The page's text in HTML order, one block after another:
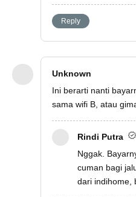
Reply
Unknown
Ini berarti nanti
sama wifi B, atau
Rindi Putra
Nggak.
cuman bagi
dari indihome,